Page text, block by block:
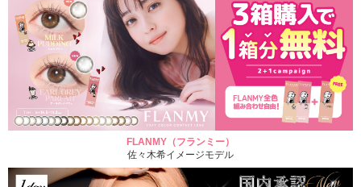
FLANMY（フランミー）
佐々木希イメージモデル